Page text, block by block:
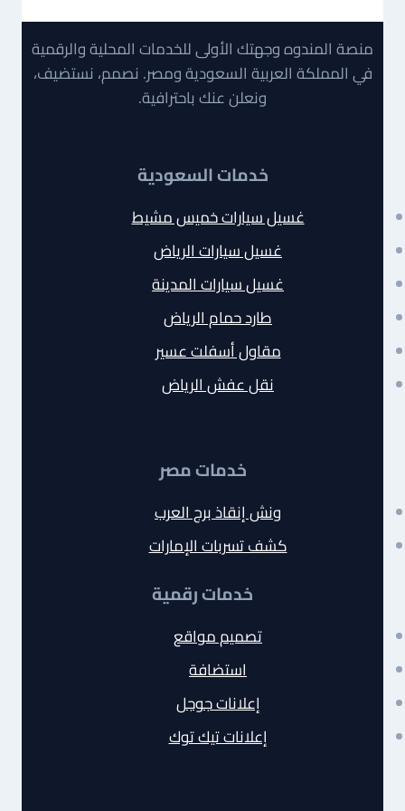
منصة المندوه وجهتك الأولى للخدمات المحلية والرقمية
في المملكة العربية السعودية ومصر. نصمم، نستضيف،
ونعلن عنك باحترافية.
خدمات السعودية
غسيل سيارات خميس مشيط
غسيل سيارات الرياض
غسيل سيارات المدينة
طارد حمام الرياض
مقاول أسفلت عسير
نقل عفش الرياض
خدمات مصر
ونش إنقاذ برج العرب
كشف تسربات الإمارات
خدمات رقمية
تصميم مواقع
استضافة
إعلانات جوجل
إعلانات تيك توك